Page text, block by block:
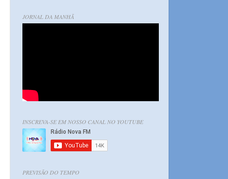
JORNAL DA MANHÃ
INSCREVA-SE EM NOSSO CANAL NO YOUTUBE
PREVISÃO DO TEMPO